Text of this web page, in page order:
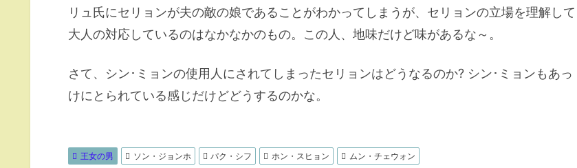
リュ氏にセリョンが夫の敵の娘であることがわかってしまうが、セリョンの立場を理解して
大人の対応しているのはなかなかのもの。この人、地味だけど味があるな～。
さて、シン･ミョンの使用人にされてしまったセリョンはどうなるのか? シン･ミョンもあっ
けにとられている感じだけどどうするのかな。
王女の男 ソン・ジョンホ パク・シフ ホン・スヒョン ムン・チェウォン